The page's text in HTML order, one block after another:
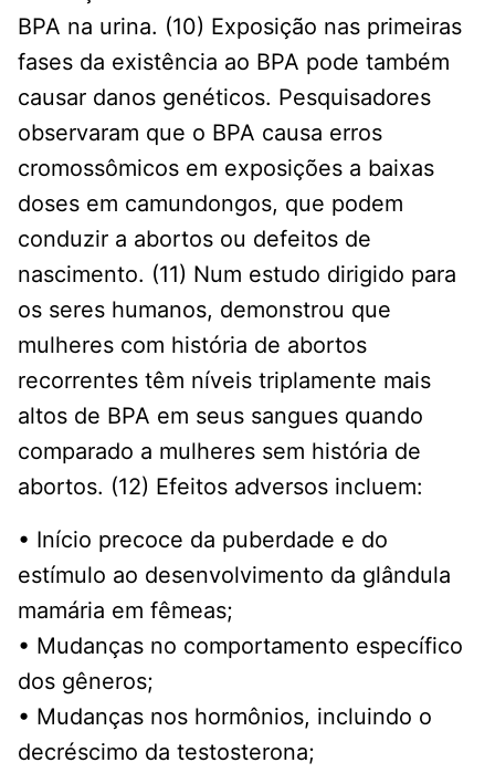
BPA na urina. (10) Exposição nas primeiras
fases da existência ao BPA pode também
causar danos genéticos. Pesquisadores
observaram que o BPA causa erros
cromossômicos em exposições a baixas
doses em camundongos, que podem
conduzir a abortos ou defeitos de
nascimento. (11) Num estudo dirigido para
os seres humanos, demonstrou que
mulheres com história de abortos
recorrentes têm níveis triplamente mais
altos de BPA em seus sangues quando
comparado a mulheres sem história de
abortos. (12) Efeitos adversos incluem:
• Início precoce da puberdade e do
estímulo ao desenvolvimento da glândula
mamária em fêmeas;
• Mudanças no comportamento específico
dos gêneros;
• Mudanças nos hormônios, incluindo o
decréscimo da testosterona;